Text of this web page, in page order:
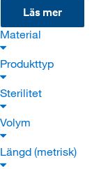
Läs mer
Material
Produkttyp
Sterilitet
Volym
Längd (metrisk)